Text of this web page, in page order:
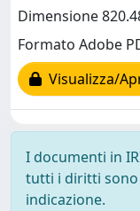
Dimensione
Formato Adobe
Visualizza/
I documenti in
tutti i diritti sono
indicazione.